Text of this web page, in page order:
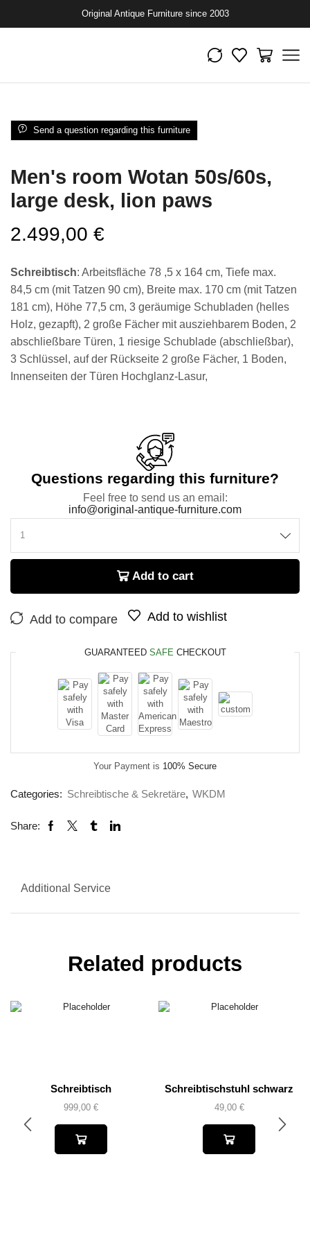
Original Antique Furniture since 2003
Send a question regarding this furniture
Men's room Wotan 50s/60s,
large desk, lion paws
2.499,00 €
Schreibtisch: Arbeitsfläche 78 ,5 x 164 cm, Tiefe max.
84,5 cm (mit Tatzen 90 cm), Breite max. 170 cm (mit Tatzen
181 cm), Höhe 77,5 cm, 3 geräumige Schubladen (helles
Holz, gezapft), 2 große Fächer mit ausziehbarem Boden, 2
abschließbare Türen, 1 riesige Schublade (abschließbar),
3 Schlüssel, auf der Rückseite 2 große Fächer, 1 Boden,
Innenseiten der Türen Hochglanz-Lasur,
Questions regarding this furniture?
Feel free to send us an email:
info@original-antique-furniture.com
Add to cart
Add to compare Add to wishlist
GUARANTEED SAFE CHECKOUT
Your Payment is 100% Secure
Categories: Schreibtische & Sekretäre, WKDM
Share:
Additional Service
Related products
Schreibtisch
999,00 €
Schreibtischstuhl schwarz
49,00 €